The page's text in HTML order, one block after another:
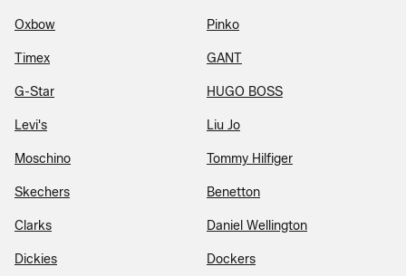
Oxbow Pinko
Timex GANT
G-Star HUGO BOSS
Levi's Liu Jo
Moschino Tommy Hilfiger
Skechers Benetton
Clarks Daniel Wellington
Dickies Dockers